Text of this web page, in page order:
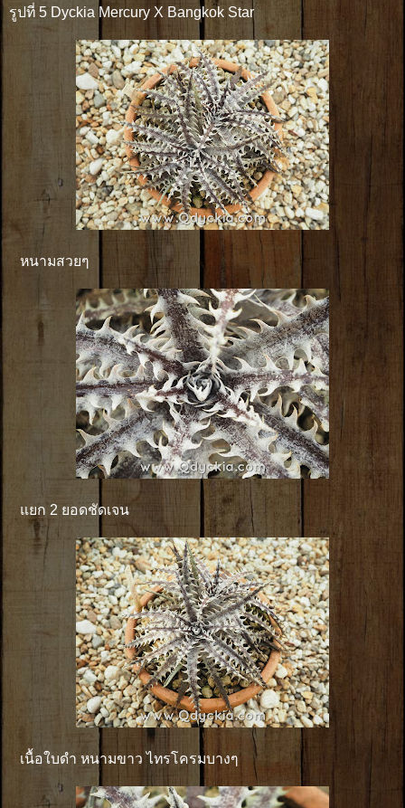
รูปที่ 5 Dyckia Mercury X Bangkok Star
หนามสวยๆ
แยก 2 ยอดชัดเจน
เนื้อใบดำ หนามขาว ไทรโครมบางๆ